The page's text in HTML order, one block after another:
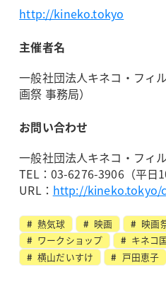
http://kineko.tokyo
主催者名
一般社団法人キネコ・フィ
画祭 事務局）
お問い合わせ
一般社団法人キネコ・フィ
TEL：03-6276-3906（平日
URL： http://kineko.tokyo/
熱気球 映画 映画
ワークショップ
キネコ
横山だいすけ
戸田恵子